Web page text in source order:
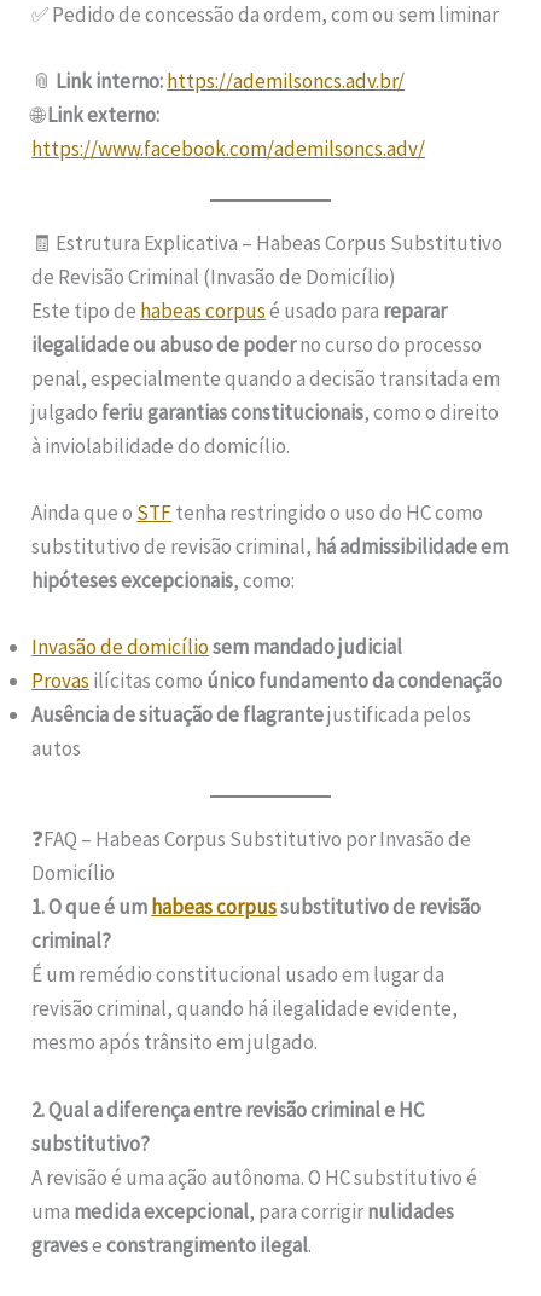
✅ Pedido de concessão da ordem, com ou sem liminar
📎 Link interno:https://ademilsoncs.adv.br/
🌐Link externo:
https://www.facebook.com/ademilsoncs.adv/
🧾 Estrutura Explicativa – Habeas Corpus Substitutivo
de Revisão Criminal (Invasão de Domicílio)
Este tipo de habeas corpusé usado para reparar
ilegalidade ou abuso de poderno curso do processo
penal, especialmente quando a decisão transitada em
julgado feriu garantias constitucionais, como o direito
à inviolabilidade do domicílio.
Ainda que o STFtenha restringido o uso do HC como
substitutivo de revisão criminal, há admissibilidade em
hipóteses excepcionais, como:
Invasão de domicíliosem mandado judicial
Provas ilícitas como único fundamento da condenação
Ausência de situação de flagrantejustificada pelos
autos
❓FAQ – Habeas Corpus Substitutivo por Invasão de
Domicílio
1. O que é umhabeas corpussubstitutivo de revisão
criminal?
É um remédio constitucional usado em lugar da
revisão criminal, quando há ilegalidade evidente,
mesmo após trânsito em julgado.
2. Qual a diferença entre revisão criminal e HC
substitutivo?
A revisão é uma ação autônoma. O HC substitutivo é
uma medida excepcional, para corrigirnulidades
graveseconstrangimento ilegal.